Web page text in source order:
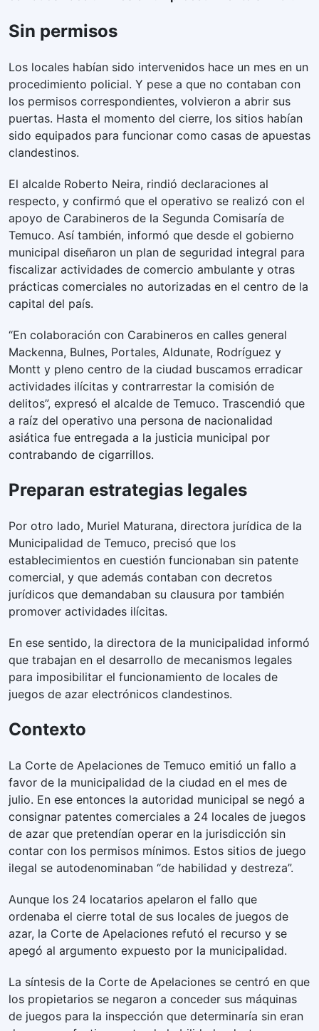
Sin permisos
Los locales habían sido intervenidos hace un mes en un
procedimiento policial. Y pese a que no contaban con
los permisos correspondientes, volvieron a abrir sus
puertas. Hasta el momento del cierre, los sitios habían
sido equipados para funcionar como casas de apuestas
clandestinos.
El alcalde Roberto Neira, rindió declaraciones al
respecto, y confirmó que el operativo se realizó con el
apoyo de Carabineros de la Segunda Comisaría de
Temuco. Así también, informó que desde el gobierno
municipal diseñaron un plan de seguridad integral para
fiscalizar actividades de comercio ambulante y otras
prácticas comerciales no autorizadas en el centro de la
capital del país.
“En colaboración con Carabineros en calles general
Mackenna, Bulnes, Portales, Aldunate, Rodríguez y
Montt y pleno centro de la ciudad buscamos erradicar
actividades ilícitas y contrarrestar la comisión de
delitos”, expresó el alcalde de Temuco. Trascendió que
a raíz del operativo una persona de nacionalidad
asiática fue entregada a la justicia municipal por
contrabando de cigarrillos.
Preparan estrategias legales
Por otro lado, Muriel Maturana, directora jurídica de la
Municipalidad de Temuco, precisó que los
establecimientos en cuestión funcionaban sin patente
comercial, y que además contaban con decretos
jurídicos que demandaban su clausura por también
promover actividades ilícitas.
En ese sentido, la directora de la municipalidad informó
que trabajan en el desarrollo de mecanismos legales
para imposibilitar el funcionamiento de locales de
juegos de azar electrónicos clandestinos.
Contexto
La Corte de Apelaciones de Temuco emitió un fallo a
favor de la municipalidad de la ciudad en el mes de
julio. En ese entonces la autoridad municipal se negó a
consignar patentes comerciales a 24 locales de juegos
de azar que pretendían operar en la jurisdicción sin
contar con los permisos mínimos. Estos sitios de juego
ilegal se autodenominaban “de habilidad y destreza”.
Aunque los 24 locatarios apelaron el fallo que
ordenaba el cierre total de sus locales de juegos de
azar, la Corte de Apelaciones refutó el recurso y se
apegó al argumento expuesto por la municipalidad.
La síntesis de la Corte de Apelaciones se centró en que
los propietarios se negaron a conceder sus máquinas
de juegos para la inspección que determinaría sin eran